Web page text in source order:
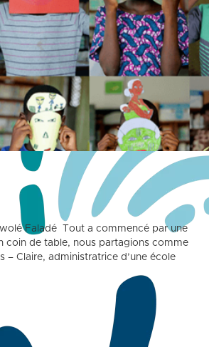
Faladé Tout a commencé par une
coin de table, nous partagions comme
– Claire, administratrice d’une école